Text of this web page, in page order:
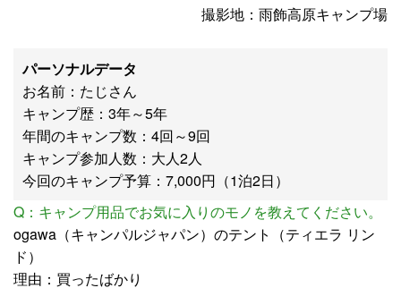
撮影地：雨飾高原キャンプ場
パーソナルデータ
お名前：たじさん
キャンプ歴：3年～5年
年間のキャンプ数：4回～9回
キャンプ参加人数：大人2人
今回のキャンプ予算：7,000円（1泊2日）
Q：キャンプ用品でお気に入りのモノを教えてください。
ogawa（キャンパルジャパン）のテント（ティエラ リン
ド）
理由：買ったばかり